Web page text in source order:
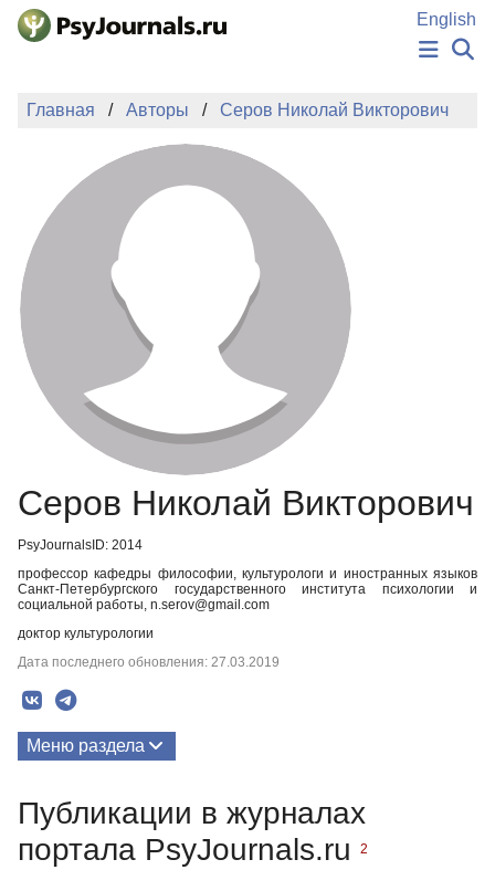
Перейти к основному содержанию
English
НОВОСТИ
АВТОРЫ
ПОДАТЬ РУКОПИСЬ
БАЗА ЗНАНИЙ
КЛЮЧЕВЫЕ СЛОВА
Регистрация
Главная Авторы Серов Николай Викторович
Серов Николай Викторович
PsyJournalsID: 2014
профессор кафедры философии, культурологи и иностранных языков
Санкт-Петербургского государственного института психологии и
социальной работы, n.serov@gmail.com
доктор культурологии
Дата последнего обновления: 27.03.2019
Меню раздела
Публикации в журналах
портала PsyJournals.ru
2